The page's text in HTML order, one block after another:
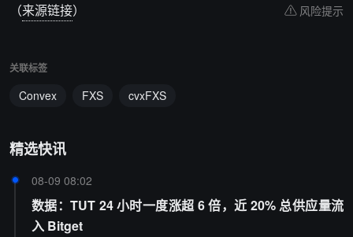
（来源链接） 风险提示
关联标签
Convex FXS cvxFXS
精选快讯
08-09 08:02
数据：TUT 24 小时一度涨超 6 倍，近 20% 总供应量流
入 Bitget